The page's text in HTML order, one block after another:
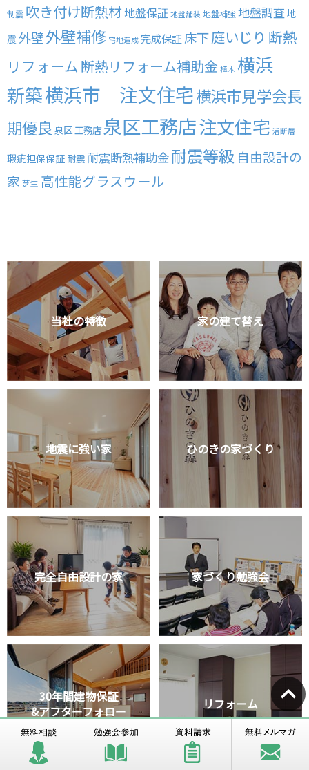
制震 吹き付け断熱材地盤保証 地盤舗装 地盤補強 地盤調査地
震外壁外壁補修 宅地造成 完成保証 床下庭いじり 断熱
リフォーム 断熱リフォーム補助金 植木 横浜
新築横浜市 注文住宅横浜市見学会長
期優良 泉区 工務店泉区工務店注文住宅 活断層
瑕疵担保保証 耐震 耐震断熱補助金耐震等級 自由設計の
家 芝生 高性能グラスウール
当社の特徴 家の建て替え
地震に強い家 ひのきの家づくり
完全自由設計の家 家づくり勉強会
30年間建物保証
&アフターフォロー
リフォーム